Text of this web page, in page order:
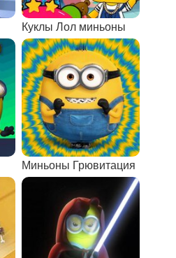
Куклы Лол миньоны
Миньоны Грювитация